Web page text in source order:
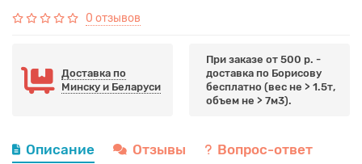
0 отзывов
Доставка по
Минску и Беларуси
При заказе от 500 р. -
доставка по Борисову
бесплатно (вес не > 1.5т,
объем не > 7м3).
Описание Отзывы Вопрос-ответ